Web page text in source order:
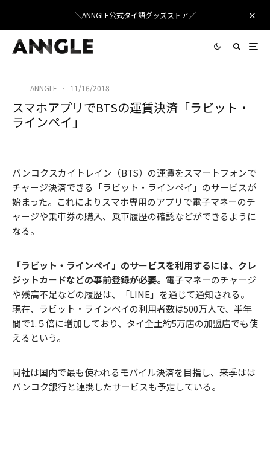
＼ANNGLE公式タイ語グッズストア／
ANNGLE · 11/16/2018
スマホアプリでBTSの運賃決済「ラビット・
ラインペイ」
バンコクスカイトレイン（BTS）の運賃をスマートフォンで
チャージ決済できる「ラビット・ラインペイ」のサービスが
始まった。これによりスマホ専用のアプリで電子マネーのチ
ャージや乗車券の購入、乗車履歴の確認などができるように
なる。
「ラビット・ラインペイ」のサービスを利用するには、クレ
ジットカードなどの事前登録が必要。 電子マネーのチャージ
や残高不足などの履歴は、「LINE」を通じて通知される。
現在、ラビット・ラインペイの利用者数は500万人で、半年
間で1.５倍に増加しており、タイ全土約5万店の加盟店でも使
えるという。
同社は国内で最も使われるモバイル決済を目指し、来季はは
バンコク銀行と連携したサービスも予定している。